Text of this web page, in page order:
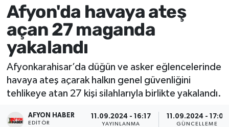
Afyon'da havaya ateş
açan 27 maganda
yakalandı
Afyonkarahisar’da düğün ve asker eğlencelerinde
havaya ateş açarak halkın genel güvenliğini
tehlikeye atan 27 kişi silahlarıyla birlikte yakalandı.
AFYON HABER
EDITÖR
11.09.2024 - 16:17
YAYINLANMA
11.09.2024 - 17:07
GÜNCELLEME
Sağlık
Eğitim
Ekonomi
Magazin